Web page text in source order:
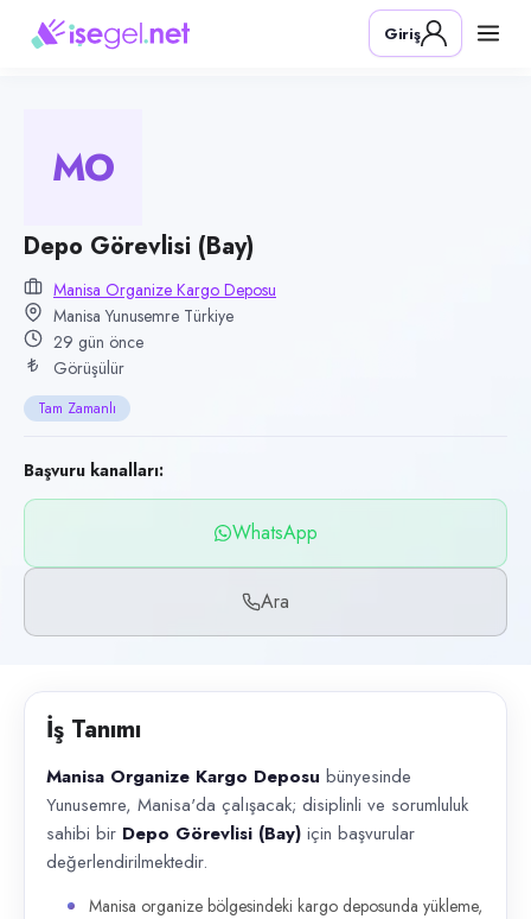
Pozisyon
Depo Görevlisi (Bay)
Kategori
Konum
Yunusemre, Manisa
Çalışma şekli
Tam Zamanlı · Ofis
Yayın tarihi
7 Temmuz 2026
Son geçerlilik
5 Ekim 2026
WhatsApp, Telefon
İlan açıklaması
Giriş
MO
Depo Görevlisi (Bay)
Manisa Organize Kargo Deposu
Manisa Yunusemre Türkiye
29 gün önce
Görüşülür
Tam Zamanlı
Başvuru kanalları:
WhatsApp
Ara
İş Tanımı
Manisa Organize Kargo Deposu bünyesinde
Yunusemre, Manisa'da çalışacak; disiplinli ve sorumluluk
sahibi bir Depo Görevlisi (Bay) için başvurular
değerlendirilmektedir.
Manisa organize bölgesindeki kargo deposunda yükleme,